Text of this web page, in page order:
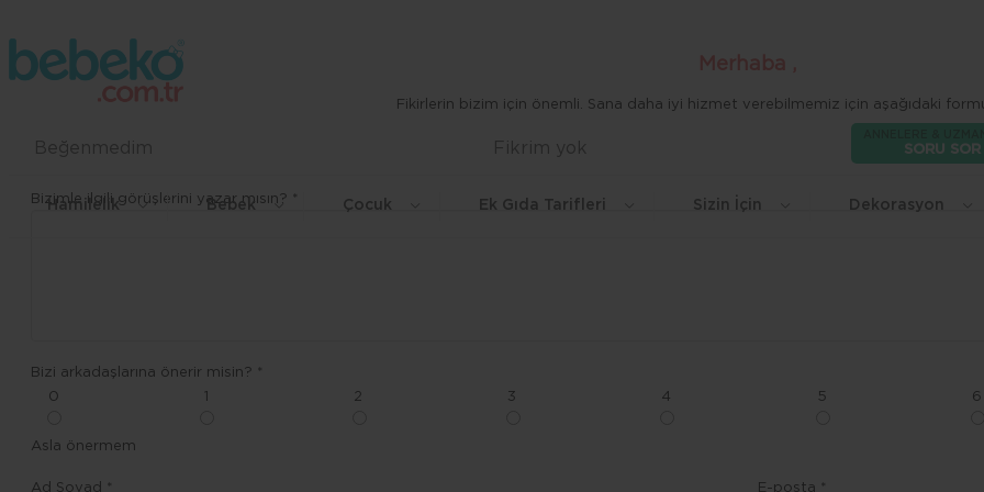
SORU SOR
Hamilelik Bebek Çocuk Ek Gıda Tarifleri Sizin İçin Dekorasyon
Fikirlerin bizim için önemli. Sana daha iyi hizmet verebilmemiz için aşağıdaki
Beğenmedim Fikrim yok
Bizimle ilgili görüşlerini yazar mısın? *
Bizi arkadaşlarına önerir misin? *
0
2 3 4 5 6
Asla önermem
Ad Soyad * E-posta *